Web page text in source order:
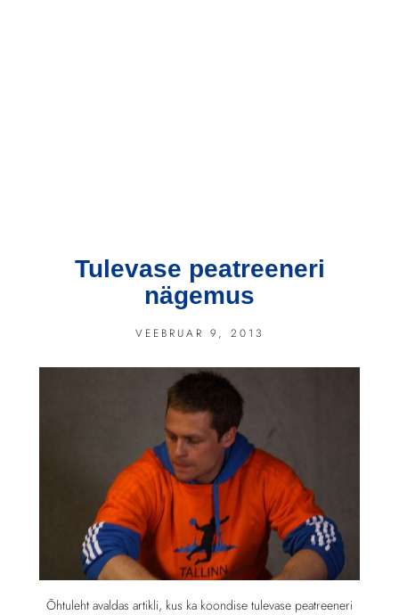
Tulevase peatreeneri
nägemus
VEEBRUAR 9, 2013
Õhtuleht avaldas artikli, kus ka koondise tulevase peatreeneri